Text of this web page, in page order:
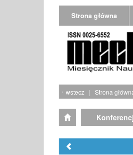
Strona główna
‹ wstecz | Strona